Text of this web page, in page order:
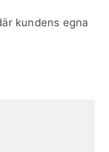
kundens egna